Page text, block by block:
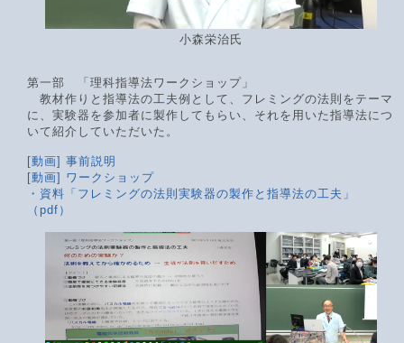
小森栄治氏
第一部 「理科指導法ワークショップ」
教材作りと指導法の工夫例として、フレミングの法則をテーマ
に、実験器を参加者に製作してもらい、それを用いた指導法につ
いて紹介していただいた。
[動画] 事前説明
[動画] ワークショップ
・資料「フレミングの法則実験器の製作と指導法の工夫」
（pdf）